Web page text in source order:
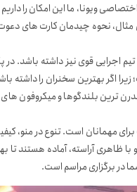
ویونا، ما این امکان را
نحوه چیدمان کارت های
اجرایی قوی نیز داشته باشد.
اگر بهترین سخنران را داشته
ما در سالن ۱۲ نمایشگاه بین المللی از مدرن ترین
مهمانان است. تنوع در منو،
ظاهری آراسته، آماده هستند تا
در برگزاری مراسم است.